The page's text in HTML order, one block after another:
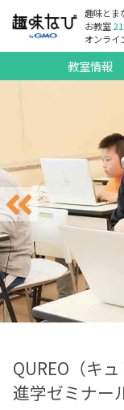
趣味とま
お教室
オンライ
教室情報
QUREO（キ
進学ゼミナー